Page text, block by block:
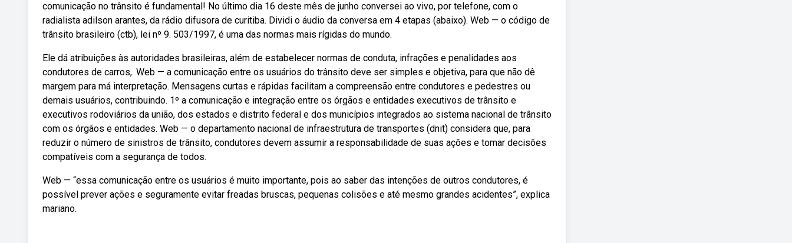
comunicação no trânsito é fundamental! No último dia 16 deste mês de junho conversei ao vivo, por telefone, com o
radialista adilson arantes, da rádio difusora de curitiba. Dividi o áudio da conversa em 4 etapas (abaixo). Web — o código de
trânsito brasileiro (ctb), lei nº 9. 503/1997, é uma das normas mais rígidas do mundo.
Ele dá atribuições às autoridades brasileiras, além de estabelecer normas de conduta, infrações e penalidades aos
condutores de carros,. Web — a comunicação entre os usuários do trânsito deve ser simples e objetiva, para que não dê
margem para má interpretação. Mensagens curtas e rápidas facilitam a compreensão entre condutores e pedestres ou
demais usuários, contribuindo. 1º a comunicação e integração entre os órgãos e entidades executivos de trânsito e
executivos rodoviários da união, dos estados e distrito federal e dos municípios integrados ao sistema nacional de trânsito
com os órgãos e entidades. Web — o departamento nacional de infraestrutura de transportes (dnit) considera que, para
reduzir o número de sinistros de trânsito, condutores devem assumir a responsabilidade de suas ações e tomar decisões
compatíveis com a segurança de todos.
Web — “essa comunicação entre os usuários é muito importante, pois ao saber das intenções de outros condutores, é
possível prever ações e seguramente evitar freadas bruscas, pequenas colisões e até mesmo grandes acidentes”, explica
mariano.